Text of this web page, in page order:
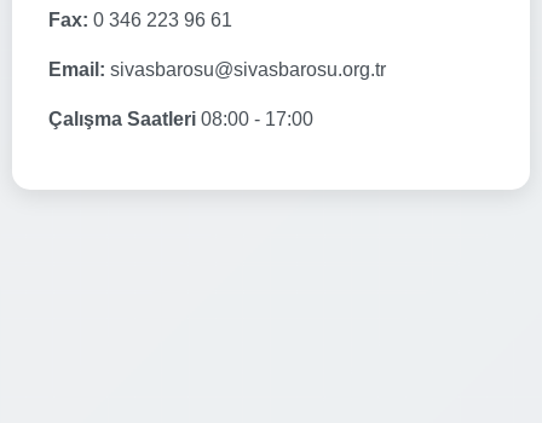
Fax: 0 346 223 96 61
Email: sivasbarosu@sivasbarosu.org.tr
Çalışma Saatleri 08:00 - 17:00